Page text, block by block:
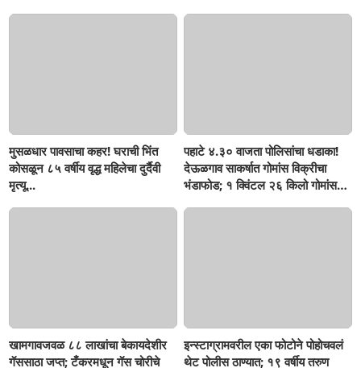
मुसळधार पावसाचा कहर! घराची भिंत
कोसळून ८५ वर्षीय वृद्ध महिलेचा दुर्दैवी
मृत्यू...
पहाटे ४.३० वाजता पोलिसांचा धडाका!
देऊळगाव साकर्षात गोमांस विक्रीचा
भंडाफोड; १ क्विंटल २६ किलो गोमांस
खामगावजवळ ८८ लाखांचा बेकायदेशीर
गॅससाठा जप्त; टँकरमधून गॅस चोरीचे
इन्स्टाग्रामवरील एका फोटोने पोहोचवलं
थेट पोलीस ठाण्यात; १९ वर्षीय तरुण